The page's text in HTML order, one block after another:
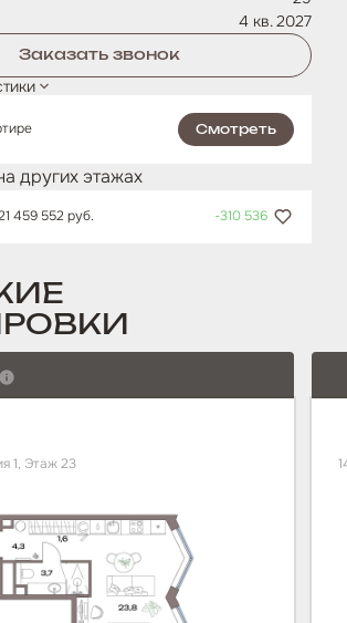
4 кв. 2027
Заказать звонок
Смотреть
других этажах
459 552 руб. -310 536
1, Этаж 23